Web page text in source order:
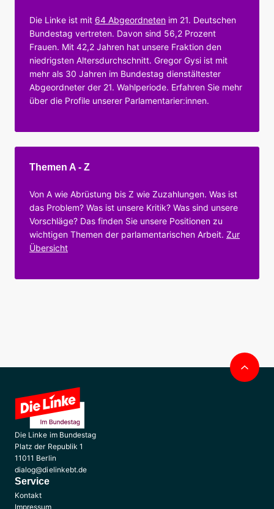
Die Linke ist mit 64 Abgeordneten im 21. Deutschen
Bundestag vertreten. Davon sind 56,2 Prozent
Frauen. Mit 42,2 Jahren hat unsere Fraktion den
niedrigsten Altersdurchschnitt. Gregor Gysi ist mit
mehr als 30 Jahren im Bundestag dienstältester
Abgeordneter der 21. Wahlperiode. Erfahren Sie mehr
über die Profile unserer Parlamentarier:innen.
Themen A - Z
Von A wie Abrüstung bis Z wie Zuzahlungen. Was ist
das Problem? Was ist unsere Kritik? Was sind unsere
Vorschläge? Das finden Sie unsere Positionen zu
wichtigen Themen der parlamentarischen Arbeit. Zur
Übersicht
Die Linke im Bundestag
Platz der Republik 1
11011 Berlin
dialog@dielinkebt.de
Service
Kontakt
Impressum